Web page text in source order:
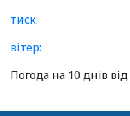
тиск:
вітер:
Погода на 10 днів від